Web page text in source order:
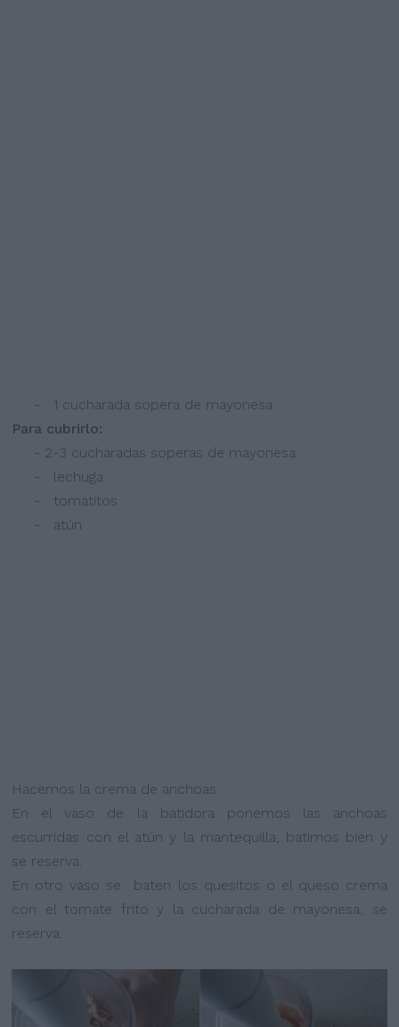
- 1 cucharada sopera de mayonesa
Para cubrirlo:
- 2-3 cucharadas soperas de mayonesa
- lechuga
- tomatitos
- atún
Hacemos la crema de anchoas:
En el vaso de la batidora ponemos las anchoas
escurridas con el atún y la mantequilla, batimos bien y
se reserva.
En otro vaso se baten los quesitos o el queso crema
con el tomate frito y la cucharada de mayonesa, se
reserva.